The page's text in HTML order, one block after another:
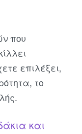
που
επιλέξει,
το
και